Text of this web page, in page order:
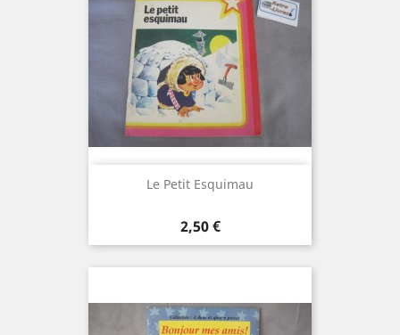
Le Petit Esquimau
Prix
2,50 €